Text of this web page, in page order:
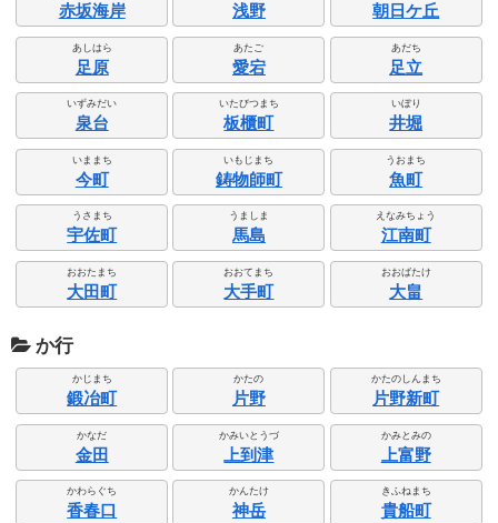
赤坂海岸 浅野 朝日ケ丘
あしはら
足原
あたご
愛宕
あだち
足立
いずみだい
泉台
いたびつまち
板櫃町
いぼり
井堀
いままち
今町
いもじまち
鋳物師町
うおまち
魚町
うさまち
宇佐町
うましま
馬島
えなみちょう
江南町
おおたまち
大田町
おおてまち
大手町
おおばたけ
大畠
か行
かじまち
鍛冶町
かたの
片野
かたのしんまち
片野新町
かなだ
金田
かみいとうづ
上到津
かみとみの
上富野
かわらぐち
香春口
かんたけ
神岳
きふねまち
貴船町